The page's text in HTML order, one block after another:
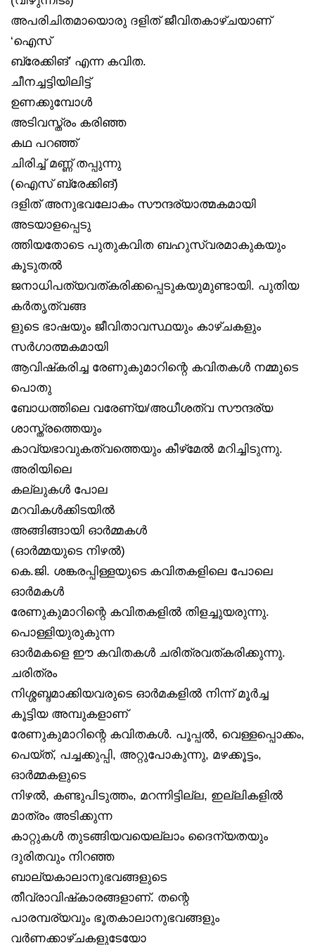
അപരിചിതമായൊരു ദളിത് ജീവിതകാഴ്ചയാണ്
‘ഐസ്
ബ്രേക്കിങ്’ എന്ന കവിത.
ചീനച്ചട്ടിയിലിട്ട്
ഉണക്കുമ്പോൾ
അടിവസ്ത്രം കരിഞ്ഞ
കഥ പറഞ്ഞ്
ചിരിച്ച് മണ്ണ് തപ്പുന്നു
(ഐസ് ബ്രേക്കിങ്)
ദളിത് അനുഭവലോകം സൗന്ദര്യാത്മകമായി
അടയാളപ്പെടു
ത്തിയതോടെ പുതുകവിത ബഹുസ്വരമാകുകയും
കൂടുതൽ
ജനാധിപത്യവത്കരിക്കപ്പെടുകയുമുണ്ടായി. പുതിയ
കർതൃത്വങ്ങ
ളുടെ ഭാഷയും ജീവിതാവസ്ഥയും കാഴ്ചകളും
സർഗാത്മകമായി
ആവിഷ്‌കരിച്ച രേണുകുമാറിന്റെ കവിതകൾ നമ്മുടെ
പൊതു
ബോധത്തിലെ വരേണ്യ/അധീശത്വ സൗന്ദര്യ
ശാസ്ത്രത്തെയും
കാവ്യഭാവുകത്വത്തെയും കീഴ്‌മേൽ മറിച്ചിടുന്നു.
അരിയിലെ
കല്ലുകൾ പോല
മറവികൾക്കിടയിൽ
അങ്ങിങ്ങായി ഓർമ്മകൾ
(ഓർമ്മയുടെ നിഴൽ)
കെ.ജി. ശങ്കരപ്പിള്ളയുടെ കവിതകളിലെ പോലെ
ഓർമകൾ
രേണുകുമാറിന്റെ കവിതകളിൽ തിളച്ചുയരുന്നു.
പൊള്ളിയുരുകുന്ന
ഓർമകളെ ഈ കവിതകൾ ചരിത്രവത്കരിക്കുന്നു.
ചരിത്രം
നിശ്ശബ്ദമാക്കിയവരുടെ ഓർമകളിൽ നിന്ന് മൂർച്ച
കൂട്ടിയ അമ്പുകളാണ്
രേണുകുമാറിന്റെ കവിതകൾ. പൂപ്പൽ, വെള്ളപ്പൊക്കം,
പെയ്ത്, പച്ചക്കുപ്പി, അറ്റുപോകുന്നു, മഴക്കൂട്ടം,
ഓർമ്മകളുടെ
നിഴൽ, കണ്ടുപിടുത്തം, മറന്നിട്ടില്ല, ഇല്ലികളിൽ
മാത്രം അടിക്കുന്ന
കാറ്റുകൾ തുടങ്ങിയവയെല്ലാം ദൈന്യതയും
ദുരിതവും നിറഞ്ഞ
ബാല്യകാലാനുഭവങ്ങളുടെ
തീവ്രാവിഷ്‌കാരങ്ങളാണ്. തന്റെ
പാരമ്പര്യവും ഭൂതകാലാനുഭവങ്ങളും
വർണക്കാഴ്ചകളുടേയോ